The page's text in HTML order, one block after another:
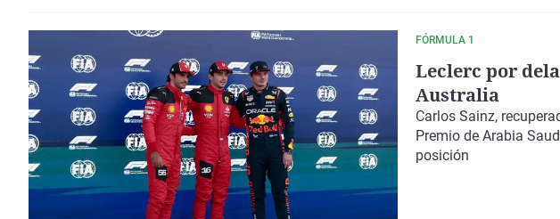
FÓRMULA 1
Leclerc por
Australia
Carlos Sainz,
Premio de Arabia
posición